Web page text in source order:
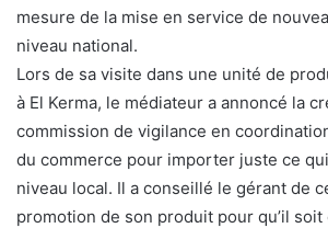
mesure de la mise en service de
niveau national.
Lors de sa visite dans une unité de
à El Kerma, le médiateur a annoncé la
commission de vigilance en
du commerce pour importer juste ce
niveau local. Il a conseillé le gérant de
promotion de son produit pour qu’il soit